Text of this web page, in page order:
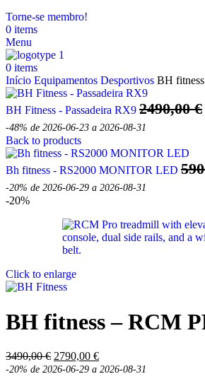
Torne-se membro!
0 items
Menu
0 items
Início Equipamentos Desportivos BH
BH Fitness - Passadeira RX9 2490,00€
-48% de 2026-06-23 a 2026-08-31
Back to products
Bh fitness - RS2000 MONITOR LED
-20% de 2026-06-29 a 2026-08-31
-20%
Click to enlarge
BH fitness – RCM
3490,00€ O
preço
2790,00 €O
preço
-20% de 2026-06-29 a 2026-08-31